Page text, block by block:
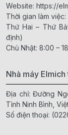
Website: https://
Thời gian làm việc:
Thứ Hai – Thứ
định)
Chủ Nhật: 8:00 –
Nhà máy
Địa chỉ: Đường
Tỉnh Ninh Bình,
Số điện thoại: